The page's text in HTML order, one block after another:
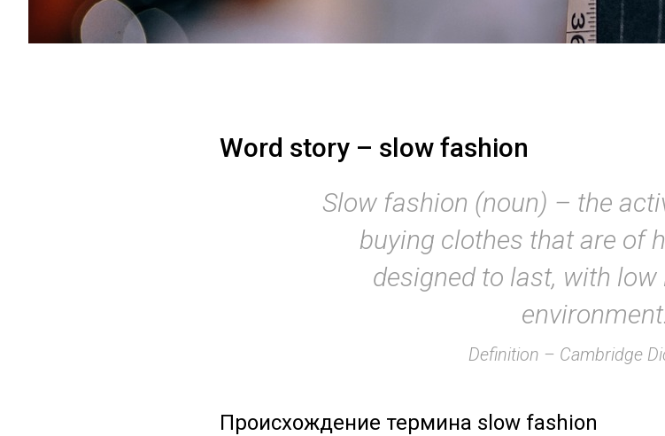
Word story – slow fashion
Slow fashion (noun) – the
buying clothes that are of
designed to last, with
environment.
Definition – Cambridge
Происхождение термина slow fashion